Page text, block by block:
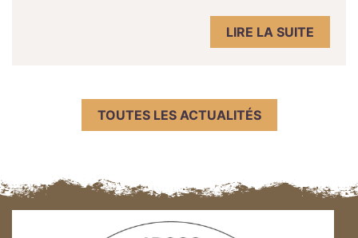
LIRE LA SUITE
TOUTES LES ACTUALITÉS